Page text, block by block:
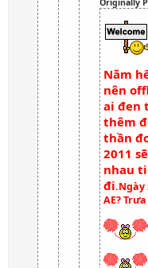
Năm
nên
ai đen
thêm
thần
2011
nhau
đi.Ngày
AE?